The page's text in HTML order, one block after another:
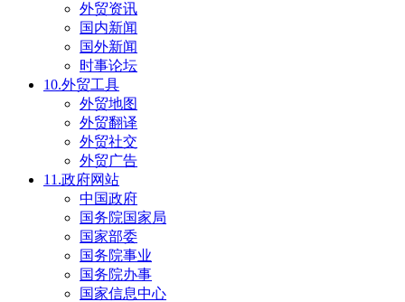
外贸资讯
国内新闻
国外新闻
时事论坛
10.外贸工具
外贸地图
外贸翻译
外贸社交
外贸广告
11.政府网站
中国政府
国务院国家局
国家部委
国务院事业
国务院办事
国家信息中心